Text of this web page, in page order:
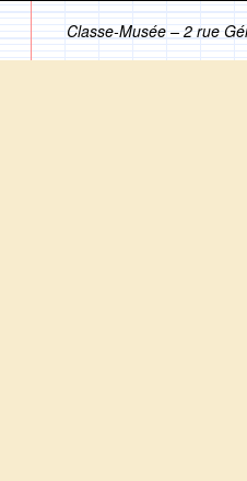
Classe-Musée – 2 rue